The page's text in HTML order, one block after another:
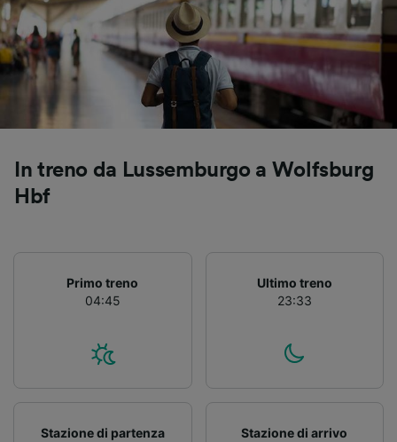
In treno da Lussemburgo a Wolfsburg
Hbf
Primo treno
04:45
Ultimo treno
23:33
Stazione di partenza
Stazione di arrivo
Utilizzare dati di geolocalizzazione precisi.
Scansione attiva delle caratteristiche del
dispositivo ai fini dell’identificazione.
Archiviare informazioni su dispositivo e/o
accedervi. Pubblicità e contenuti
personalizzati, misurazione delle prestazioni
dei contenuti e degli annunci, ricerche sul
Elenco dei partner (fornitori)